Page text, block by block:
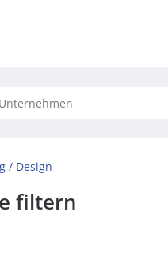
/ Design
filtern